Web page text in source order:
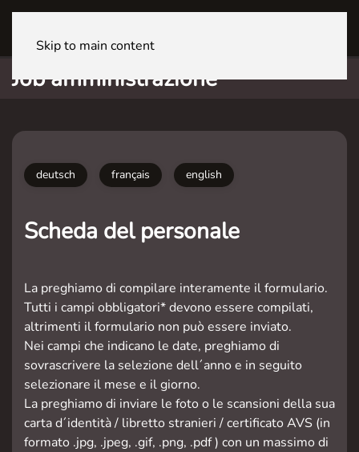
Skip to main content
Job amministrazione
deutsch français english
Scheda del personale
La preghiamo di compilare interamente il formulario.
Tutti i campi obbligatori* devono essere compilati,
altrimenti il formulario non può essere inviato.
Nei campi che indicano le date, preghiamo di
sovrascrivere la selezione dell´anno e in seguito
selezionare il mese e il giorno.
La preghiamo di inviare le foto o le scansioni della sua
carta d´identità / libretto stranieri / certificato AVS (in
formato .jpg, .jpeg, .gif, .png, .pdf ) con un massimo di